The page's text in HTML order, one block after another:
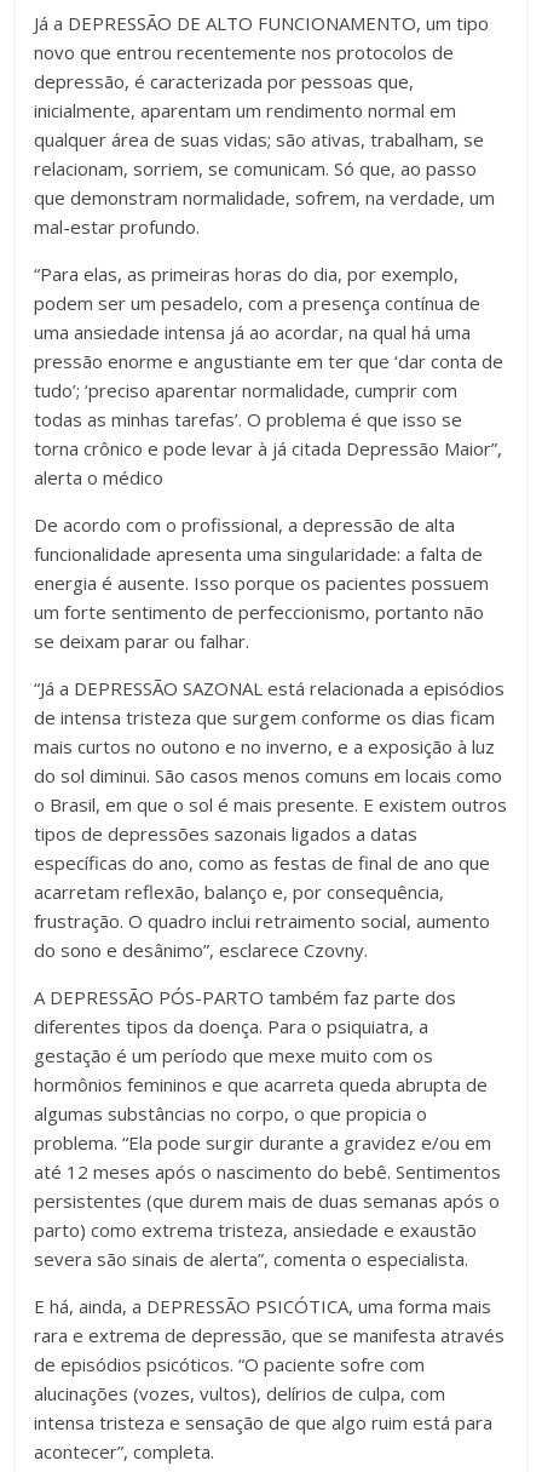
Já a DEPRESSÃO DE ALTO FUNCIONAMENTO, um tipo
novo que entrou recentemente nos protocolos de
depressão, é caracterizada por pessoas que,
inicialmente, aparentam um rendimento normal em
qualquer área de suas vidas; são ativas, trabalham, se
relacionam, sorriem, se comunicam. Só que, ao passo
que demonstram normalidade, sofrem, na verdade, um
mal-estar profundo.
“Para elas, as primeiras horas do dia, por exemplo,
podem ser um pesadelo, com a presença contínua de
uma ansiedade intensa já ao acordar, na qual há uma
pressão enorme e angustiante em ter que ‘dar conta de
tudo’; ‘preciso aparentar normalidade, cumprir com
todas as minhas tarefas’. O problema é que isso se
torna crônico e pode levar à já citada Depressão Maior”,
alerta o médico
De acordo com o profissional, a depressão de alta
funcionalidade apresenta uma singularidade: a falta de
energia é ausente. Isso porque os pacientes possuem
um forte sentimento de perfeccionismo, portanto não
se deixam parar ou falhar.
“Já a DEPRESSÃO SAZONAL está relacionada a episódios
de intensa tristeza que surgem conforme os dias ficam
mais curtos no outono e no inverno, e a exposição à luz
do sol diminui. São casos menos comuns em locais como
o Brasil, em que o sol é mais presente. E existem outros
tipos de depressões sazonais ligados a datas
específicas do ano, como as festas de final de ano que
acarretam reflexão, balanço e, por consequência,
frustração. O quadro inclui retraimento social, aumento
do sono e desânimo”, esclarece Czovny.
A DEPRESSÃO PÓS-PARTO também faz parte dos
diferentes tipos da doença. Para o psiquiatra, a
gestação é um período que mexe muito com os
hormônios femininos e que acarreta queda abrupta de
algumas substâncias no corpo, o que propicia o
problema. “Ela pode surgir durante a gravidez e/ou em
até 12 meses após o nascimento do bebê. Sentimentos
persistentes (que durem mais de duas semanas após o
parto) como extrema tristeza, ansiedade e exaustão
severa são sinais de alerta”, comenta o especialista.
E há, ainda, a DEPRESSÃO PSICÓTICA, uma forma mais
rara e extrema de depressão, que se manifesta através
de episódios psicóticos. “O paciente sofre com
alucinações (vozes, vultos), delírios de culpa, com
intensa tristeza e sensação de que algo ruim está para
acontecer”, completa.